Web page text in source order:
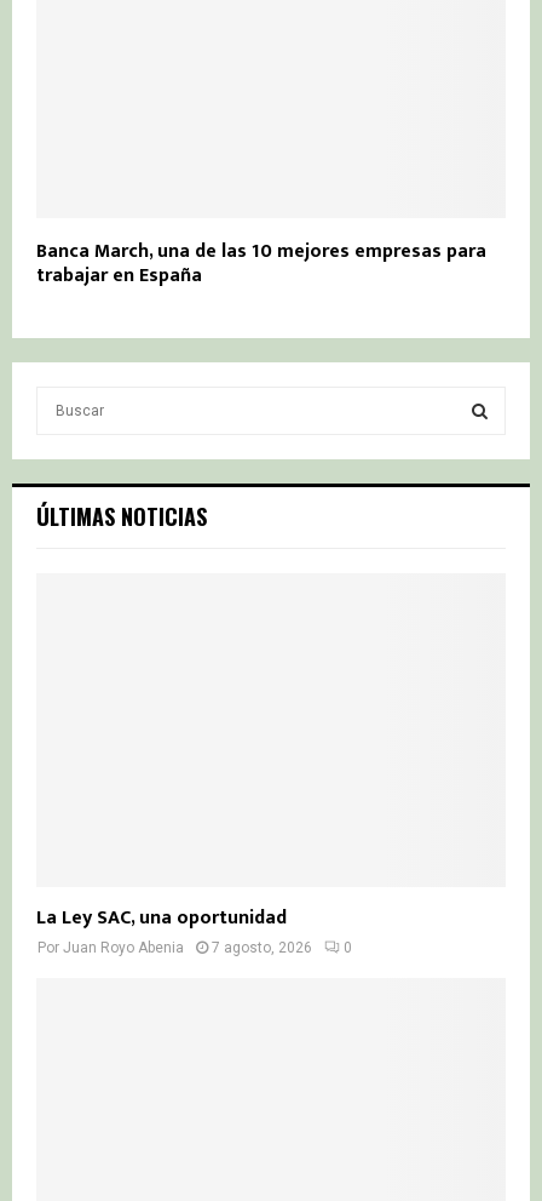
Banca March, una de las 10 mejores empresas para
trabajar en España
c
h
S
ÚLTIMAS NOTICIAS
La Ley SAC, una oportunidad
Por Juan Royo Abenia 7 agosto, 2026 0